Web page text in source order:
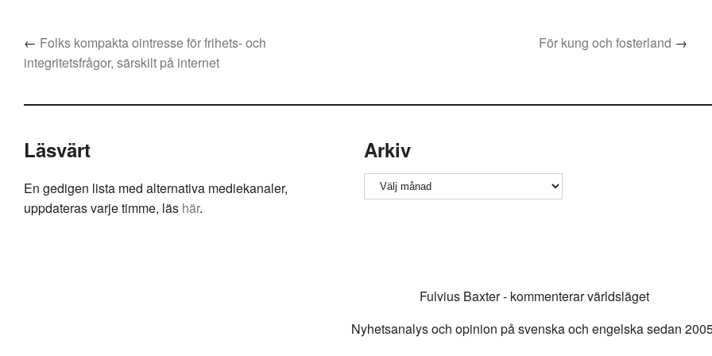
← Folks kompakta ointresse för frihets- och
integritetsfrågor, särskilt på internet
För kung och fosterland →
Läsvärt
En gedigen lista med alternativa mediekanaler,
uppdateras varje timme, läs här.
Arkiv
Arkiv
Fulvius Baxter - kommenterar världsläget
Nyhetsanalys och opinion på svenska och engelska sedan